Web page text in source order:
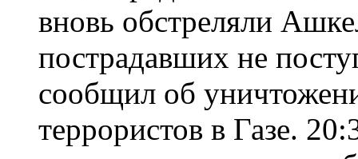
вновь обстреляли
пострадавших не
сообщил об
террористов в Газе.